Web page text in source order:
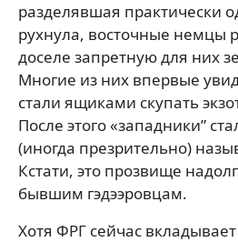
разделявшая практически
рухнула, восточные немцы
доселе запретную для них
Многие из них впервые
стали ящиками скупать
После этого «западники”
(иногда презрительно)
Кстати, это прозвище
бывшим гэдээровцам.
Хотя ФРГ сейчас